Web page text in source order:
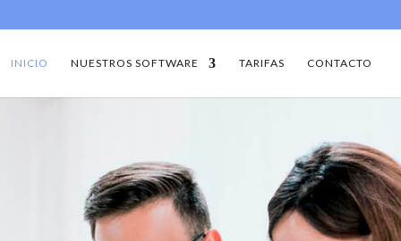
INICIO NUESTROS SOFTWARE TARIFAS CONTACTO